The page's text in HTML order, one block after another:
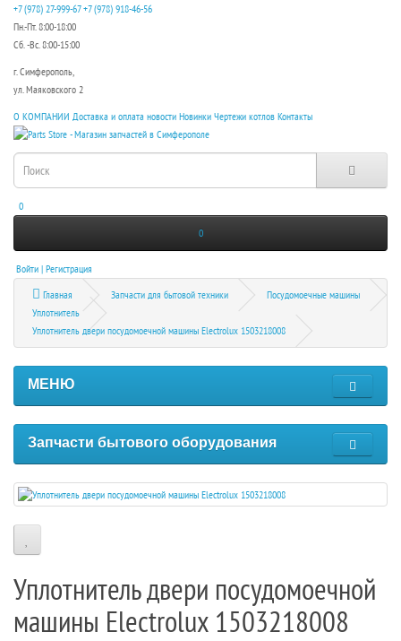
+7 (978) 27-999-67 +7 (978) 918-46-56
Пн.-Пт. 8:00-18:00
Сб. -Вс. 8:00-15:00
г. Симферополь,
ул. Маяковского 2
О КОМПАНИИ Доставка и оплата новости Новинки Чертежи котлов Контакты
0
0
Войти | Регистрация
Главная
Запчасти для бытовой техники
Посудомоечные машины
Уплотнитель
Уплотнитель двери посудомоечной машины Electrolux 1503218008
МЕНЮ
Запчасти бытового оборудования
Уплотнитель двери посудомоечной
машины Electrolux 1503218008